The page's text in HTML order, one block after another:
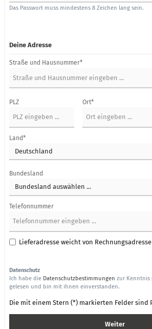
Das Passwort muss mindestens 8 Zeichen lang sein.
Deine Adresse
Straße und Hausnummer*
PLZ Ort*
Land*
Bundesland
Telefonnummer
Lieferadresse weicht von
Datenschutz
Ich habe die Datenschutzbestimmungen zur Kenntnis
gelesen und bin mit ihnen einverstanden.
Die mit einem Stern (*) markierten Felder sind
Weiter